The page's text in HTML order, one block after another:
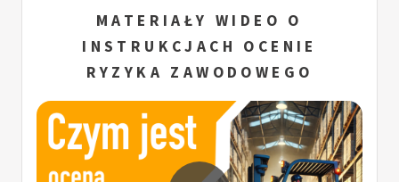
MATERIAŁY WIDEO O
INSTRUKCJACH OCENIE
RYZYKA ZAWODOWEGO